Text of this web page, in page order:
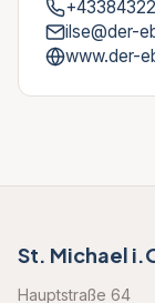
ilse@der-
www.der-
St. Michael
Hauptstraße 64